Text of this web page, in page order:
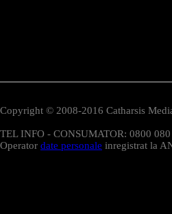
Copyright © 2008-2016 Catharsis
TEL INFO - CONSUMATOR: 0800
Operator date personale inregistrat la